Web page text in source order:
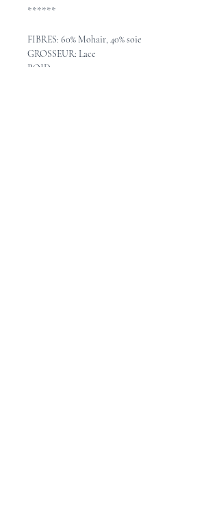
******
FIBRES: 60% Mohair, 40% soie
GROSSEUR: Lace
POID: 50g